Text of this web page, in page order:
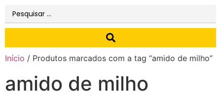
Início / Produtos marcados com a tag “amido de milho”
amido de milho